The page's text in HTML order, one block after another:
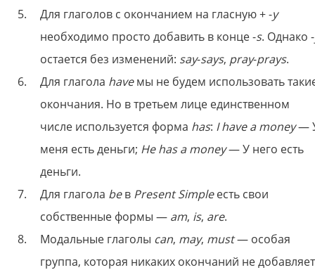
Для глаголов с окончанием на гласную + -у
необходимо просто добавить в конце -s. Однако -
остается без изменений: say-says, pray-prays.
Для глагола haveмы не будем использовать
окончания. Но в третьем лице единственном
числе используется форма has: I have a money—
меня есть деньги; He has a money— У него есть
деньги.
Для глагола beв Present Simpleесть свои
собственные формы — am, is, are.
Модальные глаголы can, may, must— особая
группа, которая никаких окончаний не